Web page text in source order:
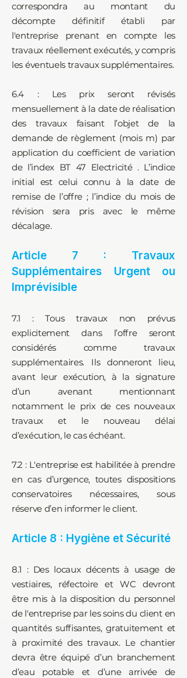
correspondra au montant du
décompte définitif établi par
l'entreprise prenant en compte les
travaux réellement exécutés, y compris
les éventuels travaux supplémentaires.
6.4 : Les prix seront révisés
mensuellement à la date de réalisation
des travaux faisant l’objet de la
demande de règlement (mois m) par
application du coefficient de variation
de l’index BT 47 Electricité . L’indice
initial est celui connu à la date de
remise de l’offre ; l’indice du mois de
révision sera pris avec le même
décalage.
Article 7 : Travaux
Supplémentaires Urgent ou
Imprévisible
7.1 : Tous travaux non prévus
explicitement dans l’offre seront
considérés comme travaux
supplémentaires. Ils donneront lieu,
avant leur exécution, à la signature
d’un avenant mentionnant
notamment le prix de ces nouveaux
travaux et le nouveau délai
d’exécution, le cas échéant.
7.2 : L'entreprise est habilitée à prendre
en cas d’urgence, toutes dispositions
conservatoires nécessaires, sous
réserve d’en informer le client.
Article 8 : Hygiène et Sécurité
8.1 : Des locaux décents à usage de
vestiaires, réfectoire et WC devront
être mis à la disposition du personnel
de l'entreprise par les soins du client en
quantités suffisantes, gratuitement et
à proximité des travaux. Le chantier
devra être équipé d’un branchement
d’eau potable et d’une arrivée de